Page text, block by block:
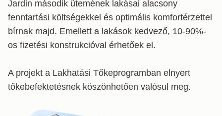
Jardin második ütemének lakásai alacsony
fenntartási költségekkel és optimális komfortérzettel
bírnak majd. Emellett a lakások kedvező, 10-90%-
os fizetési konstrukcióval érhetőek el.
A projekt a Lakhatási Tőkeprogramban elnyert
tőkebefektetésnek köszönhetően valósul meg.